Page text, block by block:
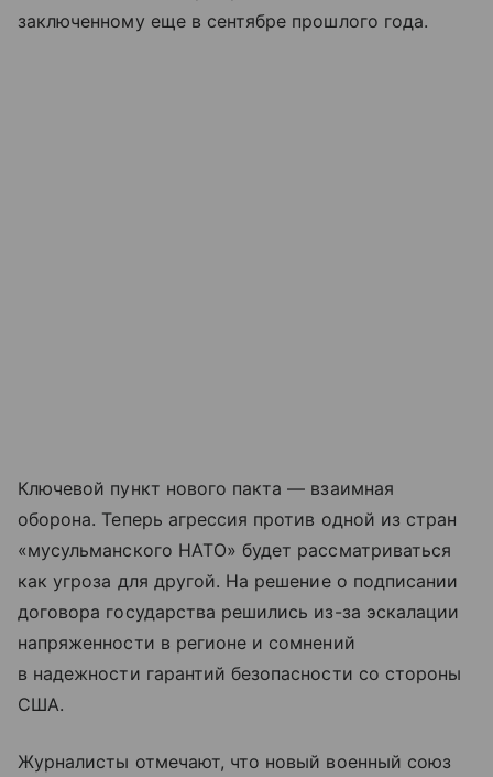
заключенному еще в сентябре прошлого года.
Ключевой пункт нового пакта — взаимная
оборона. Теперь агрессия против одной из стран
«мусульманского НАТО» будет рассматриваться
как угроза для другой. На решение о подписании
договора государства решились из-за эскалации
напряженности в регионе и сомнений
в надежности гарантий безопасности со стороны
США.
Журналисты отмечают, что новый военный союз